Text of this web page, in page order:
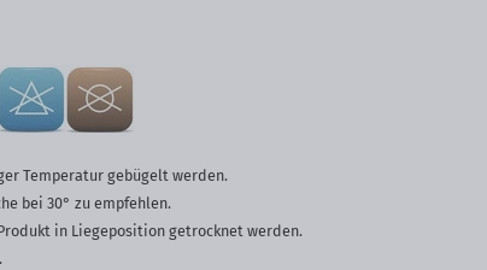
Temperatur gebügelt werden.
bei 30° zu empfehlen.
in Liegeposition getrocknet werden.